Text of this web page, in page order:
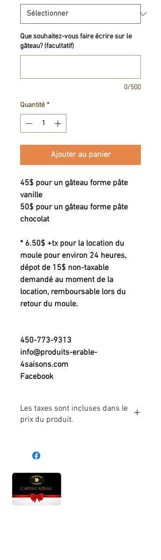
Que souhaitez-vous faire écrire sur le
gâteau? (facultatif)
0/500
Quantité *
Ajouter au panier
45$ pour un gâteau forme pâte
vanille
50$ pour un gâteau forme pâte
chocolat
* 6.50$ +tx pour la location du
moule pour environ 24 heures,
dépot de 15$ non-taxable
demandé au moment de la
location, remboursable lors du
retour du moule.
450-773-9313
info@produits-erable-
4saisons.com
Facebook
Les taxes sont incluses dans le
prix du produit.